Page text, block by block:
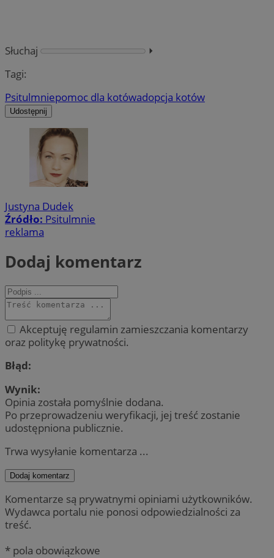
Słuchaj
⏵︎
Tagi:
Psitulmniepomoc dla kotówadopcja kotów
Udostępnij
Justyna Dudek
Źródło: Psitulmnie
reklama
Dodaj komentarz
Akceptuję regulamin zamieszczania komentarzy
oraz politykę prywatności.
Błąd:
Wynik:
Opinia została pomyślnie dodana.
Po przeprowadzeniu weryfikacji, jej treść zostanie
udostępniona publicznie.
Trwa wysyłanie komentarza ...
Dodaj komentarz
Komentarze są prywatnymi opiniami użytkowników.
Wydawca portalu nie ponosi odpowiedzialności za
treść.
* pola obowiązkowe